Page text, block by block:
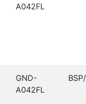
A042FL
GND-
A042FL